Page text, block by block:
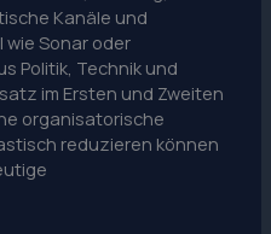
Kanäle und
Sonar oder
Politik, Technik und
im Ersten und Zweiten
organisatorische
reduzieren können